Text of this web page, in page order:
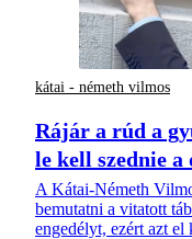
kátai - németh vilmos
Rájár a rúd a
le kell szednie
A Kátai-Németh
bemutatni a vitatott
engedélyt, ezért azt